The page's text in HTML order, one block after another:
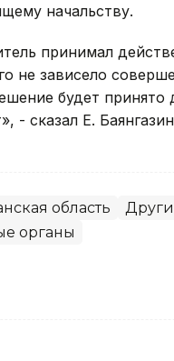
начальству.
принимал
не зависело
будет
- сказал Е.
область
органы